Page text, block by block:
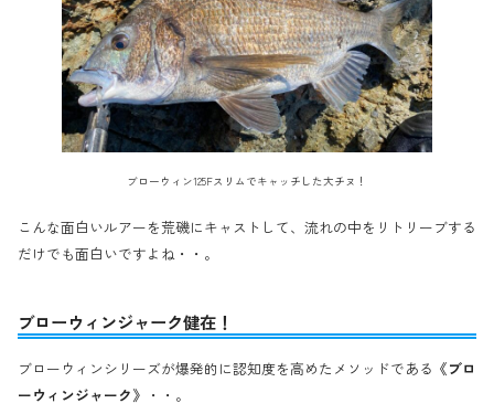
ブローウィン125Fスリムでキャッチした大チヌ！
こんな面白いルアーを荒磯にキャストして、流れの中をリトリーブする
だけでも面白いですよね・・。
ブローウィンジャーク健在！
ブローウィンシリーズが爆発的に認知度を高めたメソッドである 《ブロ
ーウィンジャーク》 ・・。